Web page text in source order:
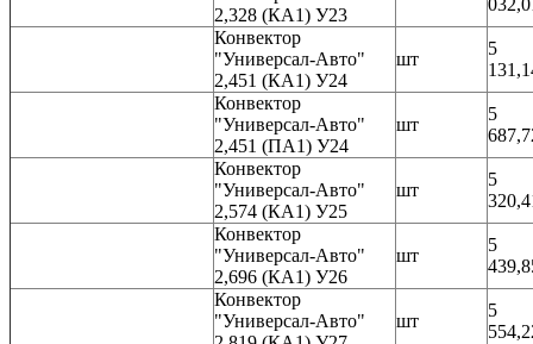
2,328 (КА1) У23
Конвектор
"Универсал-Авто"
2,451 (КА1) У24
шт
5
Конвектор
"Универсал-Авто"
2,451 (ПА1) У24
шт
5
Конвектор
"Универсал-Авто"
2,574 (КА1) У25
шт
5
Конвектор
"Универсал-Авто"
2,696 (КА1) У26
шт
5
Конвектор
"Универсал-Авто"
шт
5